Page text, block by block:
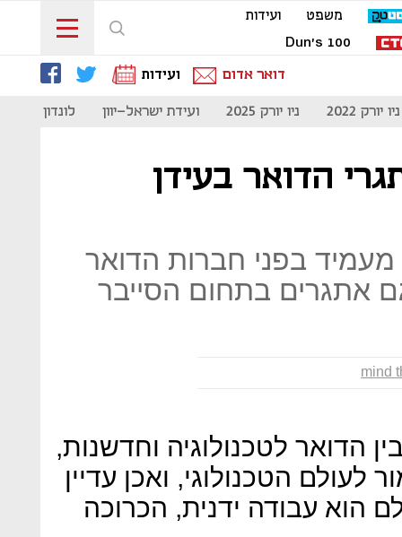
משפט
ועידות
Dun's 100
דואר אדום
ועידות
ניו יורק 2022 ניו יורק 2025 ועידת ישראל-יוון לונדון 2023
הדואר בעידן
מעמיד בפני חברות הדואר
אתגרים בתחום הסייבר
mind
הדואר לטכנולוגיה וחדשנות,
הטכנולוגי, ואכן עדיין
הוא עבודה ידנית, הכרוכה